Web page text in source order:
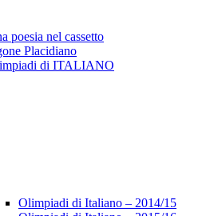
poesia nel cassetto
Placidiano
di ITALIANO
Olimpiadi di Italiano – 2014/15